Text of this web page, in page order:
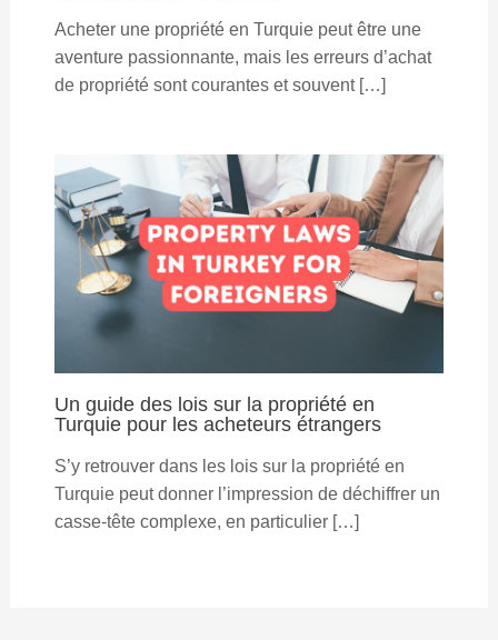
Acheter une propriété en Turquie peut être une
aventure passionnante, mais les erreurs d’achat
de propriété sont courantes et souvent […]
Un guide des lois sur la propriété en
Turquie pour les acheteurs étrangers
S’y retrouver dans les lois sur la propriété en
Turquie peut donner l’impression de déchiffrer un
casse-tête complexe, en particulier […]